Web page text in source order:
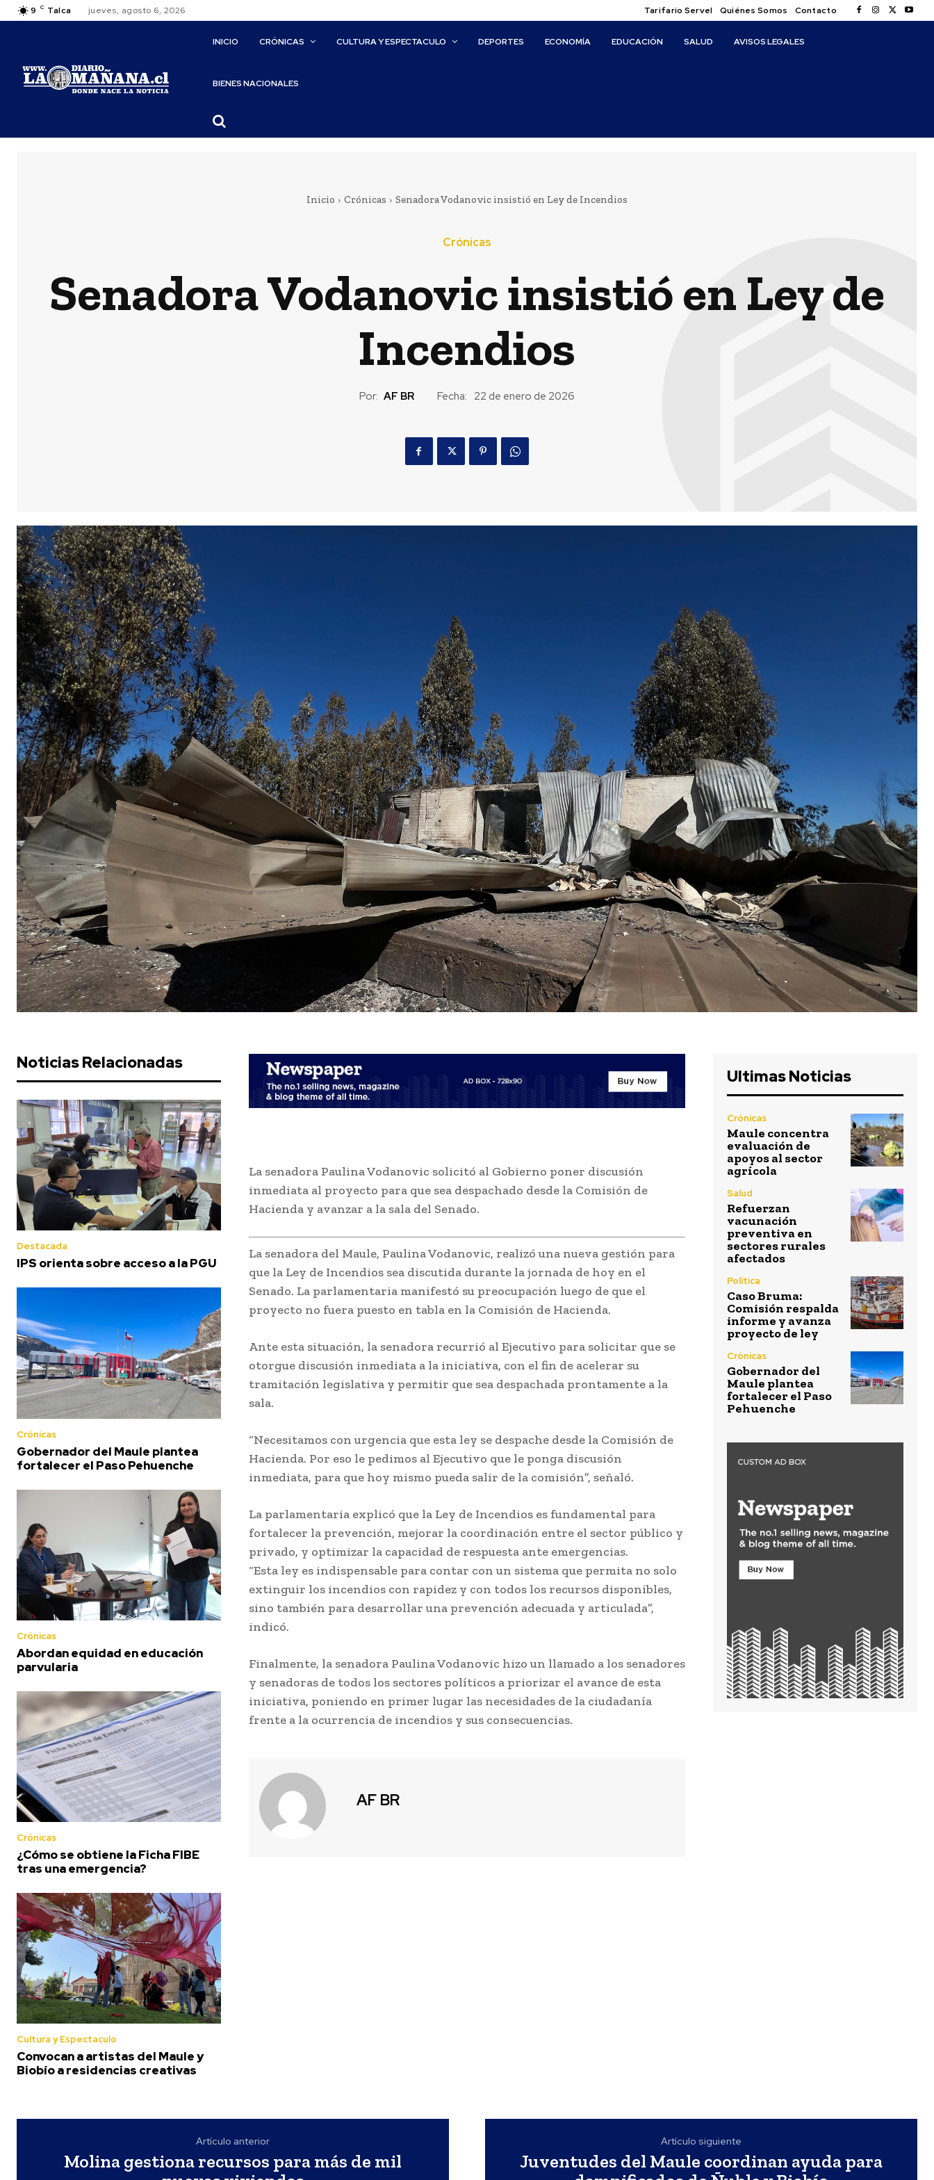
9 C Talca jueves, agosto 6, 2026 Tarifario Servel Quiénes Somos Contacto
INICIO CRÓNICAS CULTURA Y ESPECTACULO DEPORTES ECONOMÍA EDUCACIÓN SALUD AVISOS LEGALES
BIENES NACIONALES
Inicio Crónicas Senadora Vodanovic insistió en Ley de Incendios
Crónicas
Senadora Vodanovic insistió en Ley de
Incendios
Por: AF BR Fecha: 22 de enero de 2026
Noticias Relacionadas
Destacada
IPS orienta sobre acceso a la PGU
Crónicas
Gobernador del Maule plantea
fortalecer el Paso Pehuenche
Crónicas
Abordan equidad en educación
parvularia
Crónicas
¿Cómo se obtiene la Ficha FIBE
tras una emergencia?
Cultura y Espectaculo
Convocan a artistas del Maule y
Biobío a residencias creativas
La senadora Paulina Vodanovic solicitó al Gobierno poner discusión
inmediata al proyecto para que sea despachado desde la Comisión de
Hacienda y avanzar a la sala del Senado.
La senadora del Maule, Paulina Vodanovic, realizó una nueva gestión para
que la Ley de Incendios sea discutida durante la jornada de hoy en el
Senado. La parlamentaria manifestó su preocupación luego de que el
proyecto no fuera puesto en tabla en la Comisión de Hacienda.
Ante esta situación, la senadora recurrió al Ejecutivo para solicitar que se
otorgue discusión inmediata a la iniciativa, con el fin de acelerar su
tramitación legislativa y permitir que sea despachada prontamente a la
sala.
“Necesitamos con urgencia que esta ley se despache desde la Comisión de
Hacienda. Por eso le pedimos al Ejecutivo que le ponga discusión
inmediata, para que hoy mismo pueda salir de la comisión”, señaló.
La parlamentaria explicó que la Ley de Incendios es fundamental para
fortalecer la prevención, mejorar la coordinación entre el sector público y
privado, y optimizar la capacidad de respuesta ante emergencias.
“Esta ley es indispensable para contar con un sistema que permita no solo
extinguir los incendios con rapidez y con todos los recursos disponibles,
sino también para desarrollar una prevención adecuada y articulada”,
indicó.
Finalmente, la senadora Paulina Vodanovic hizo un llamado a los senadores
y senadoras de todos los sectores políticos a priorizar el avance de esta
iniciativa, poniendo en primer lugar las necesidades de la ciudadanía
frente a la ocurrencia de incendios y sus consecuencias.
AF BR
Ultimas Noticias
Crónicas
Maule concentra
evaluación de
apoyos al sector
agrícola
Salud
Refuerzan
vacunación
preventiva en
sectores rurales
afectados
Política
Caso Bruma:
Comisión respalda
informe y avanza
proyecto de ley
Crónicas
Gobernador del
Maule plantea
fortalecer el Paso
Pehuenche
Artículo anterior
Molina gestiona recursos para más de mil
Artículo siguiente
Juventudes del Maule coordinan ayuda para